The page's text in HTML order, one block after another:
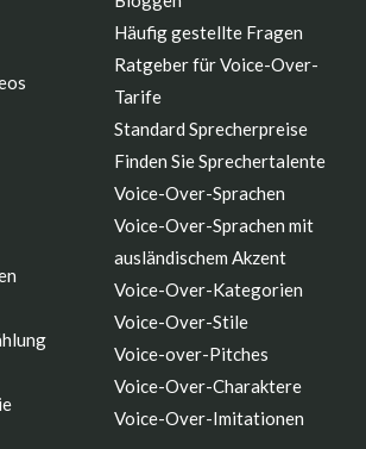
Häufig gestellte Fragen
Ratgeber für Voice-Over-
Tarife
Standard Sprecherpreise
Finden Sie Sprechertalente
Voice-Over-Sprachen
Voice-Over-Sprachen mit
ausländischem Akzent
Voice-Over-Kategorien
Voice-Over-Stile
Voice-over-Pitches
Voice-Over-Charaktere
Voice-Over-Imitationen